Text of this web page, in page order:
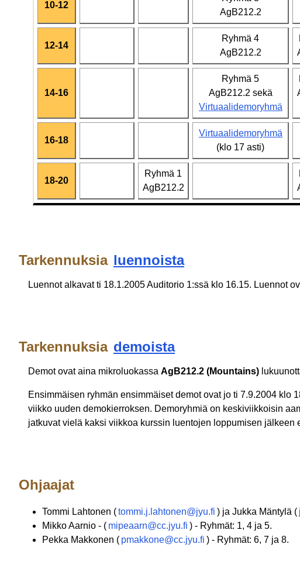
10-12
AgB212.2
12-14
Ryhmä 4
AgB212.2
14-16
Ryhmä 5
AgB212.2 sekä
Virtuaalidemoryhmä
16-18
Virtuaalidemoryhmä
(klo 17 asti)
18-20
Ryhmä 1
AgB212.2
Tarkennuksia luennoista
Luennot alkavat ti 18.1.2005 Auditorio 1:ssä klo 16.15. Luennot
Tarkennuksia demoista
Demot ovat aina mikroluokassa AgB212.2 (Mountains)
Ensimmäisen ryhmän ensimmäiset demot ovat jo ti 7.9.2004
viikko uuden demokierroksen. Demoryhmiä on keskiviikkoisin
jatkuvat vielä kaksi viikkoa kurssin luentojen loppumisen
Ohjaajat
Tommi Lahtonen (tommi.j.lahtonen@jyu.fi ) ja Jukka Mäntylä (
Mikko Aarnio - ( mipeaarn@cc.jyu.fi ) - Ryhmät: 1, 4 ja 5.
Pekka Makkonen ( pmakkone@cc.jyu.fi ) - Ryhmät: 6, 7 ja 8.